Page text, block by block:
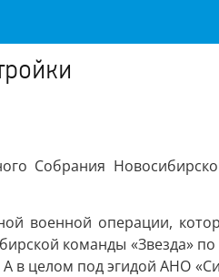
Собрания
военной операции,
команды «Звезда»
в целом под эгидой АНО